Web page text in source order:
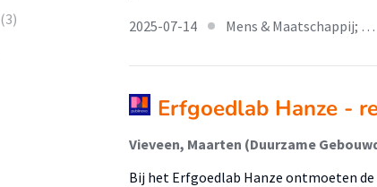
(3)
2025-07-14
Mens & Maatschappij; …
Erfgoedlab Hanze -
Bij het Erfgoedlab Hanze ontmoeten